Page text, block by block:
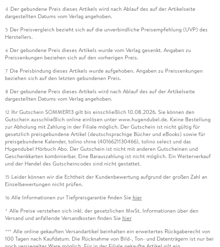
4 Der gebundene Preis dieses Artikels wird nach Ablauf des auf der Artikelseite
dargestellten Datums vom Verlag angehoben.
5 Der Preisvergleich bezieht sich auf die unverbindliche Preisempfehlung (UVP) des
Herstellers.
6 Der gebundene Preis dieses Artikels wurde vom Verlag gesenkt. Angaben zu
Preissenkungen beziehen sich auf den vorherigen Preis.
7 Die Preisbindung dieses Artikels wurde aufgehoben. Angaben zu Preissenkungen
beziehen sich auf den letzten gebundenen Preis.
8 Der gebundene Preis dieses Artikels wird nach Ablauf des auf der Artikelseite
dargestellten Datums vom Verlag angehoben.
12 Ihr Gutschein SOMMER13 gilt bis einschließlich 10.08.2026. Sie können den
Gutschein ausschließlich online einlösen unter www.hugendubel.de. Keine Bestellung
zur Abholung mit Zahlung in der Filiale möglich. Der Gutschein ist nicht gültig für
gesetzlich preisgebundene Artikel (deutschsprachige Bücher und eBooks) sowie für
preisgebundene Kalender, tolino shine (4016621130466), tolino select und das
Hugendubel Hörbuch Abo. Der Gutschein ist nicht mit anderen Gutscheinen und
Geschenkkarten kombinierbar. Eine Barauszahlung ist nicht möglich. Ein Weiterverkauf
und der Handel des Gutscheincodes sind nicht gestattet.
15 Leider können wir die Echtheit der Kundenbewertung aufgrund der großen Zahl an
Einzelbewertungen nicht prüfen.
16 Alle Informationen zur Tiefpreisgarantie finden Sie hier
* Alle Preise verstehen sich inkl. der gesetzlichen MwSt. Informationen über den
Versand und anfallende Versandkosten finden Sie hier
*** Alle online gekauften Versandartikel beinhalten ein erweitertes Rückgaberecht von
100 Tagen nach Kaufdatum. Die Rücknahme von Bild-, Ton- und Datenträgern ist nur bei